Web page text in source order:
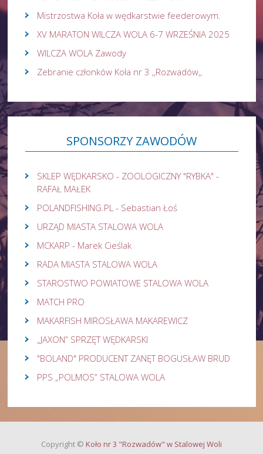
Mistrzostwa Koła w wędkarstwie feederowym.
XV MARATON WILCZA WOLA 6-7 WRZEŚNIA 2025
WILCZA WOLA Zawody
Zebranie członków Koła nr 3 ,,Rozwadów,,
SPONSORZYZAWODÓW
SKLEP WĘDKARSKO - ZOOLOGICZNY "RYBKA" -
RAFAŁ MAŁEK
POLANDFISHING.PL - Sebastian Łoś
URZĄD MIASTA STALOWA WOLA
MCKARP - Marek Cieślak
RADA MIASTA STALOWA WOLA
STAROSTWO POWIATOWE STALOWA WOLA
MATCH PRO
MAKARFISH MIROSŁAWA MAKAREWICZ
„JAXON” SPRZĘT WĘDKARSKI
"BOLAND" PRODUCENT ZANĘT BOGUSŁAW BRUD
PPS „POLMOS” STALOWA WOLA
Copyright © Koło nr 3 "Rozwadów" w Stalowej Woli